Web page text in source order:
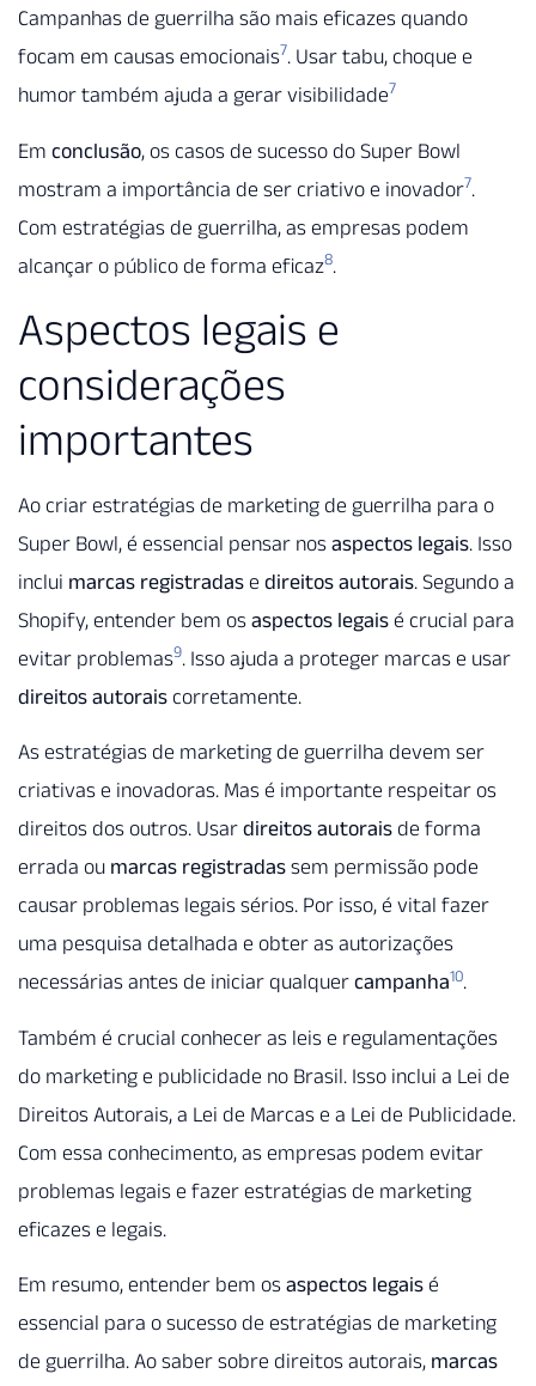
Campanhas de guerrilha são mais eficazes quando
focam em causas emocionais7. Usar tabu, choque e
humor também ajuda a gerar visibilidade7
Em conclusão, os casos de sucesso do Super Bowl
mostram a importância de ser criativo e inovador7.
Com estratégias de guerrilha, as empresas podem
alcançar o público de forma eficaz8.
Aspectos legais e
considerações
importantes
Ao criar estratégias de marketing de guerrilha para o
Super Bowl, é essencial pensar nos aspectos legais. Isso
inclui marcas registradas e direitos autorais. Segundo a
Shopify, entender bem os aspectos legais é crucial para
evitar problemas9. Isso ajuda a proteger marcas e usar
direitos autorais corretamente.
As estratégias de marketing de guerrilha devem ser
criativas e inovadoras. Mas é importante respeitar os
direitos dos outros. Usar direitos autorais de forma
errada ou marcas registradas sem permissão pode
causar problemas legais sérios. Por isso, é vital fazer
uma pesquisa detalhada e obter as autorizações
necessárias antes de iniciar qualquer campanha10.
Também é crucial conhecer as leis e regulamentações
do marketing e publicidade no Brasil. Isso inclui a Lei de
Direitos Autorais, a Lei de Marcas e a Lei de Publicidade.
Com essa conhecimento, as empresas podem evitar
problemas legais e fazer estratégias de marketing
eficazes e legais.
Em resumo, entender bem os aspectos legais é
essencial para o sucesso de estratégias de marketing
de guerrilha. Ao saber sobre direitos autorais, marcas